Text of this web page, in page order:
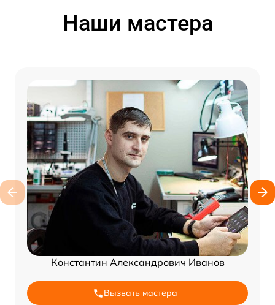
Наши мастера
Константин Александрович Иванов
Вызвать мастера